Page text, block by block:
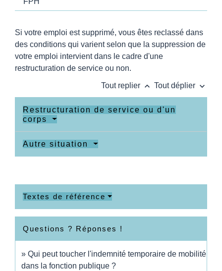
Si votre emploi est supprimé, vous êtes reclassé dans
des conditions qui varient selon que la suppression de
votre emploi intervient dans le cadre d'une
restructuration de service ou non.
Tout replier keyboard_arrow_up Tout déplier keyboard_arrow_down
Restructuration de service ou d'un
corps
Autre situation
Textes de référence
Questions ? Réponses !
Qui peut toucher l'indemnité temporaire de mobilité
dans la fonction publique ?